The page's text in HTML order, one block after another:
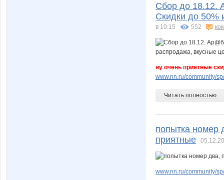
Сбор до 18.12.
Скидки до 50%
в 10:15 552
ну очень приятные
www.nn.ru/community/
Читать полностью
попытка номер
приятные
www.nn.ru/community/